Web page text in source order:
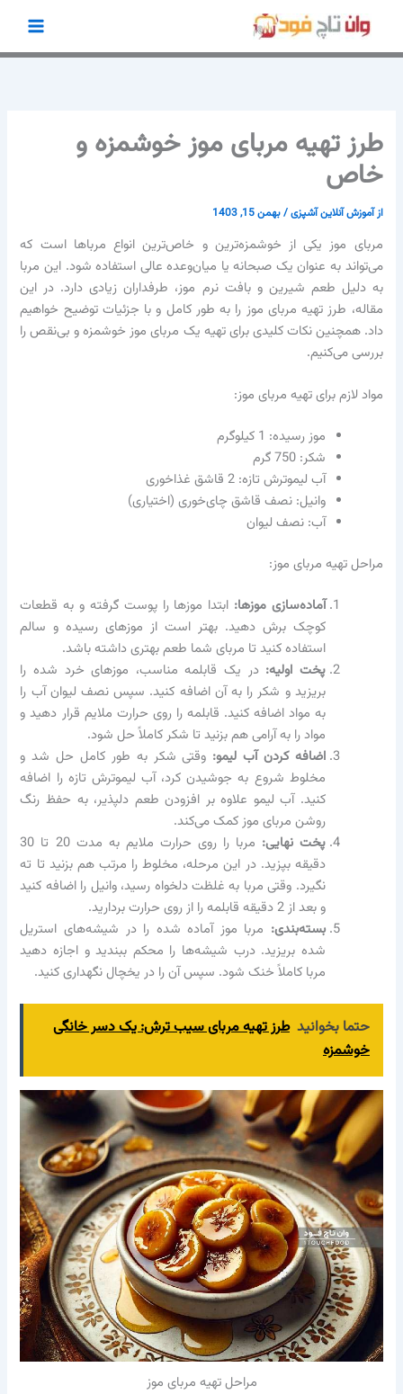
محتوا
طرز تهیه مربای موز خوشمزه و
خاص
ازآموزش آنلاین آشپزی/بهمن 15, 1403
مربای موز یکی از خوشمزه‌ترین و خاص‌ترین انواع مرباها است که
می‌تواند به عنوان یک صبحانه یا میان‌وعده عالی استفاده شود. این مربا
به دلیل طعم شیرین و بافت نرم موز، طرفداران زیادی دارد. در این
مقاله، طرز تهیه مربای موز را به طور کامل و با جزئیات توضیح خواهیم
داد. همچنین نکات کلیدی برای تهیه یک مربای موز خوشمزه و بی‌نقص را
بررسی می‌کنیم.
مواد لازم برای تهیه مربای موز:
موز رسیده: 1 کیلوگرم
شکر: 750 گرم
آب لیموترش تازه: 2 قاشق غذاخوری
وانیل: نصف قاشق چای‌خوری (اختیاری)
آب: نصف لیوان
مراحل تهیه مربای موز:
آماده‌سازی موزها: ابتدا موزها را پوست گرفته و به قطعات
کوچک برش دهید. بهتر است از موزهای رسیده و سالم
استفاده کنید تا مربای شما طعم بهتری داشته باشد.
پخت اولیه: در یک قابلمه مناسب، موزهای خرد شده را
بریزید و شکر را به آن اضافه کنید. سپس نصف لیوان آب را
به مواد اضافه کنید. قابلمه را روی حرارت ملایم قرار دهید و
مواد را به آرامی هم بزنید تا شکر کاملاً حل شود.
اضافه کردن آب لیمو: وقتی شکر به طور کامل حل شد و
مخلوط شروع به جوشیدن کرد، آب لیموترش تازه را اضافه
کنید. آب لیمو علاوه بر افزودن طعم دلپذیر، به حفظ رنگ
روشن مربای موز کمک می‌کند.
پخت نهایی:
مربا را روی حرارت ملایم به مدت 20 تا 30
دقیقه بپزید. در این مرحله، مخلوط را مرتب هم بزنید تا ته
نگیرد. وقتی مربا به غلظت دلخواه رسید، وانیل را اضافه کنید
و بعد از 2 دقیقه قابلمه را از روی حرارت بردارید.
بسته‌بندی: مربا موز آماده شده را در شیشه‌های استریل
شده بریزید. درب شیشه‌ها را محکم ببندید و اجازه دهید
مربا کاملاً خنک شود. سپس آن را در یخچال نگهداری کنید.
حتما بخوانید طرز تهیه مربای سیب ترش: یک دسر خانگی
خوشمزه
مراحل تهیه مربای موز